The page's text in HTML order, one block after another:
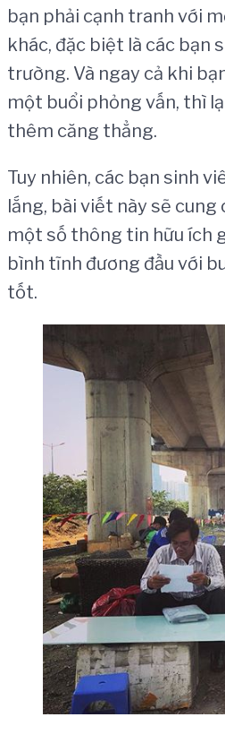
bạn phải cạnh tranh với
khác, đặc biệt là các bạn
trường. Và ngay cả khi
một buổi phỏng vấn, thì
thêm căng thẳng.
Tuy nhiên, các bạn sinh
lắng, bài viết này sẽ cung
một số thông tin hữu ích
bình tĩnh đương đầu với
tốt.